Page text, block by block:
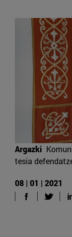
Argazki
tesia
08 | 01 | 2021